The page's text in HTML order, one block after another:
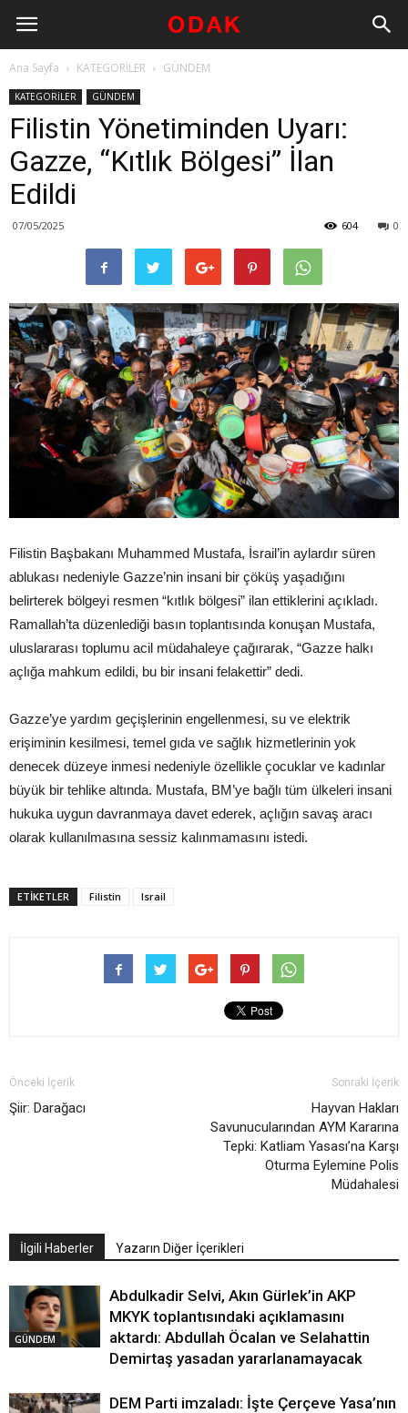
Ana Sayfa KATEGORİLER GÜNDEM
KATEGORİLER GÜNDEM
Filistin Yönetiminden Uyarı:
Gazze, “Kıtlık Bölgesi” İlan
Edildi
07/05/2025 0
604
Filistin Başbakanı Muhammed Mustafa, İsrail’in aylardır süren
ablukası nedeniyle Gazze’nin insani bir çöküş yaşadığını
belirterek bölgeyi resmen “kıtlık bölgesi” ilan ettiklerini açıkladı.
Ramallah’ta düzenlediği basın toplantısında konuşan Mustafa,
uluslararası toplumu acil müdahaleye çağırarak, “Gazze halkı
açlığa mahkum edildi, bu bir insani felakettir” dedi.
Gazze’ye yardım geçişlerinin engellenmesi, su ve elektrik
erişiminin kesilmesi, temel gıda ve sağlık hizmetlerinin yok
denecek düzeye inmesi nedeniyle özellikle çocuklar ve kadınlar
büyük bir tehlike altında. Mustafa, BM’ye bağlı tüm ülkeleri insani
hukuka uygun davranmaya davet ederek, açlığın savaş aracı
olarak kullanılmasına sessiz kalınmamasını istedi.
ETIKETLER Filistin Israil
Önceki İçerik
Şiir: Darağacı
Sonraki İçerik
Hayvan Hakları
Savunucularından AYM Kararına
Tepki: Katliam Yasası’na Karşı
Oturma Eylemine Polis
Müdahalesi
İlgili Haberler Yazarın Diğer İçerikleri
GÜNDEM
Abdulkadir Selvi, Akın Gürlek’in AKP
MKYK toplantısındaki açıklamasını
aktardı: Abdullah Öcalan ve Selahattin
Demirtaş yasadan yararlanamayacak
DEM Parti imzaladı: İşte Çerçeve Yasa’nın